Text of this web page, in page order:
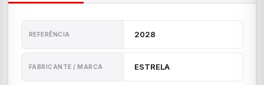
REFERÊNCIA 2028
FABRICANTE / MARCA ESTRELA